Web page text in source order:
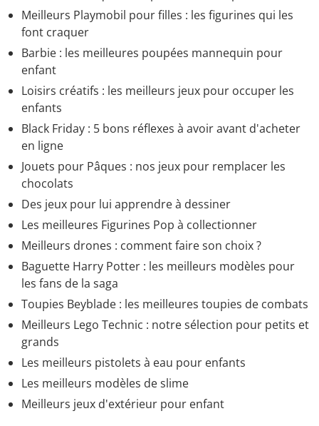
Meilleurs Playmobil pour filles : les figurines qui les
font craquer
Barbie : les meilleures poupées mannequin pour
enfant
Loisirs créatifs : les meilleurs jeux pour occuper les
enfants
Black Friday : 5 bons réflexes à avoir avant d'acheter
en ligne
Jouets pour Pâques : nos jeux pour remplacer les
chocolats
Des jeux pour lui apprendre à dessiner
Les meilleures Figurines Pop à collectionner
Meilleurs drones : comment faire son choix ?
Baguette Harry Potter : les meilleurs modèles pour
les fans de la saga
Toupies Beyblade : les meilleures toupies de combats
Meilleurs Lego Technic : notre sélection pour petits et
grands
Les meilleurs pistolets à eau pour enfants
Les meilleurs modèles de slime
Meilleurs jeux d'extérieur pour enfant